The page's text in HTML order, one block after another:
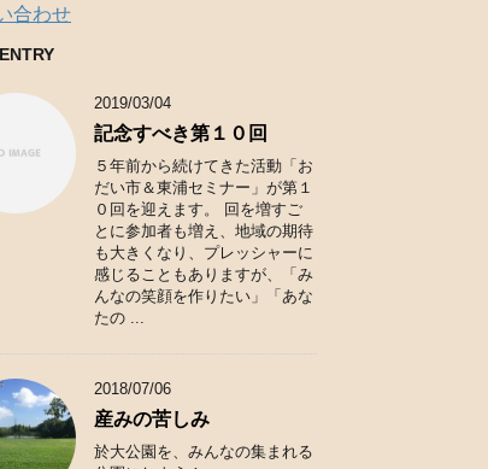
合わせ
2019/03/04
記念すべき第１０回
５年前から続けてきた活動「お
だい市＆東浦セミナー」が第１
０回を迎えます。 回を増すご
とに参加者も増え、地域の期待
も大きくなり、プレッシャーに
感じることもありますが、「み
んなの笑顔を作りたい」「あな
たの ...
2018/07/06
産みの苦しみ
於大公園を、みんなの集まれる